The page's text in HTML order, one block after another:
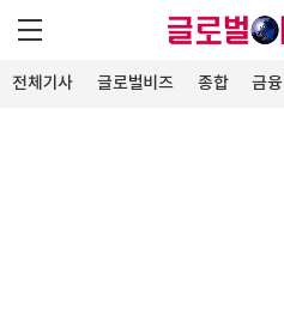
전체기사 글로벌비즈 종합 금융